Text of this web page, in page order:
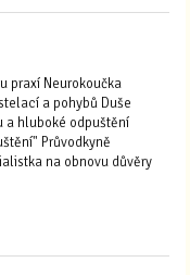
praxí Neurokoučka
a pohybů Duše
a hluboké odpuštění
Průvodkyně
na obnovu důvěry